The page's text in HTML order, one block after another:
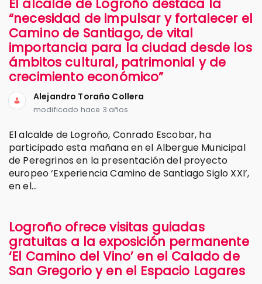
El alcalde de Logroño destaca la
“necesidad de impulsar y fortalecer el
Camino de Santiago, de vital
importancia para la ciudad desde los
ámbitos cultural, patrimonial y de
crecimiento económico”
Alejandro Toraño Collera
modificado hace 3 años
El alcalde de Logroño, Conrado Escobar, ha
participado esta mañana en el Albergue Municipal
de Peregrinos en la presentación del proyecto
europeo ‘Experiencia Camino de Santiago Siglo XXI’,
en el...
Logroño ofrece visitas guiadas
gratuitas a la exposición permanente
‘El Camino del Vino’ en el Calado de
San Gregorio y en el Espacio Lagares